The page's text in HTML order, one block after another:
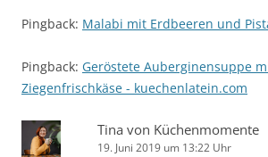
Pingback: Malabi mit Erdbeeren und
Pingback: Geröstete Auberginensuppe
Ziegenfrischkäse - kuechenlatein.com
Tina von Küchenmomente
19. Juni 2019 um 13:22 Uhr